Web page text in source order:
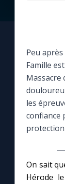
L'actualité
La chaîne
La newsletter
La vidéo de
Le magazine
Peu après
Famille
Massacre
les
confiance
On sait
Hérode